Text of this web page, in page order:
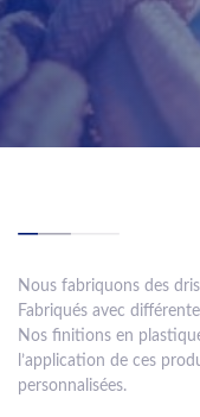
Nous fabriquons des
Fabriqués avec
Nos finitions en
l’application de ces
personnalisées.